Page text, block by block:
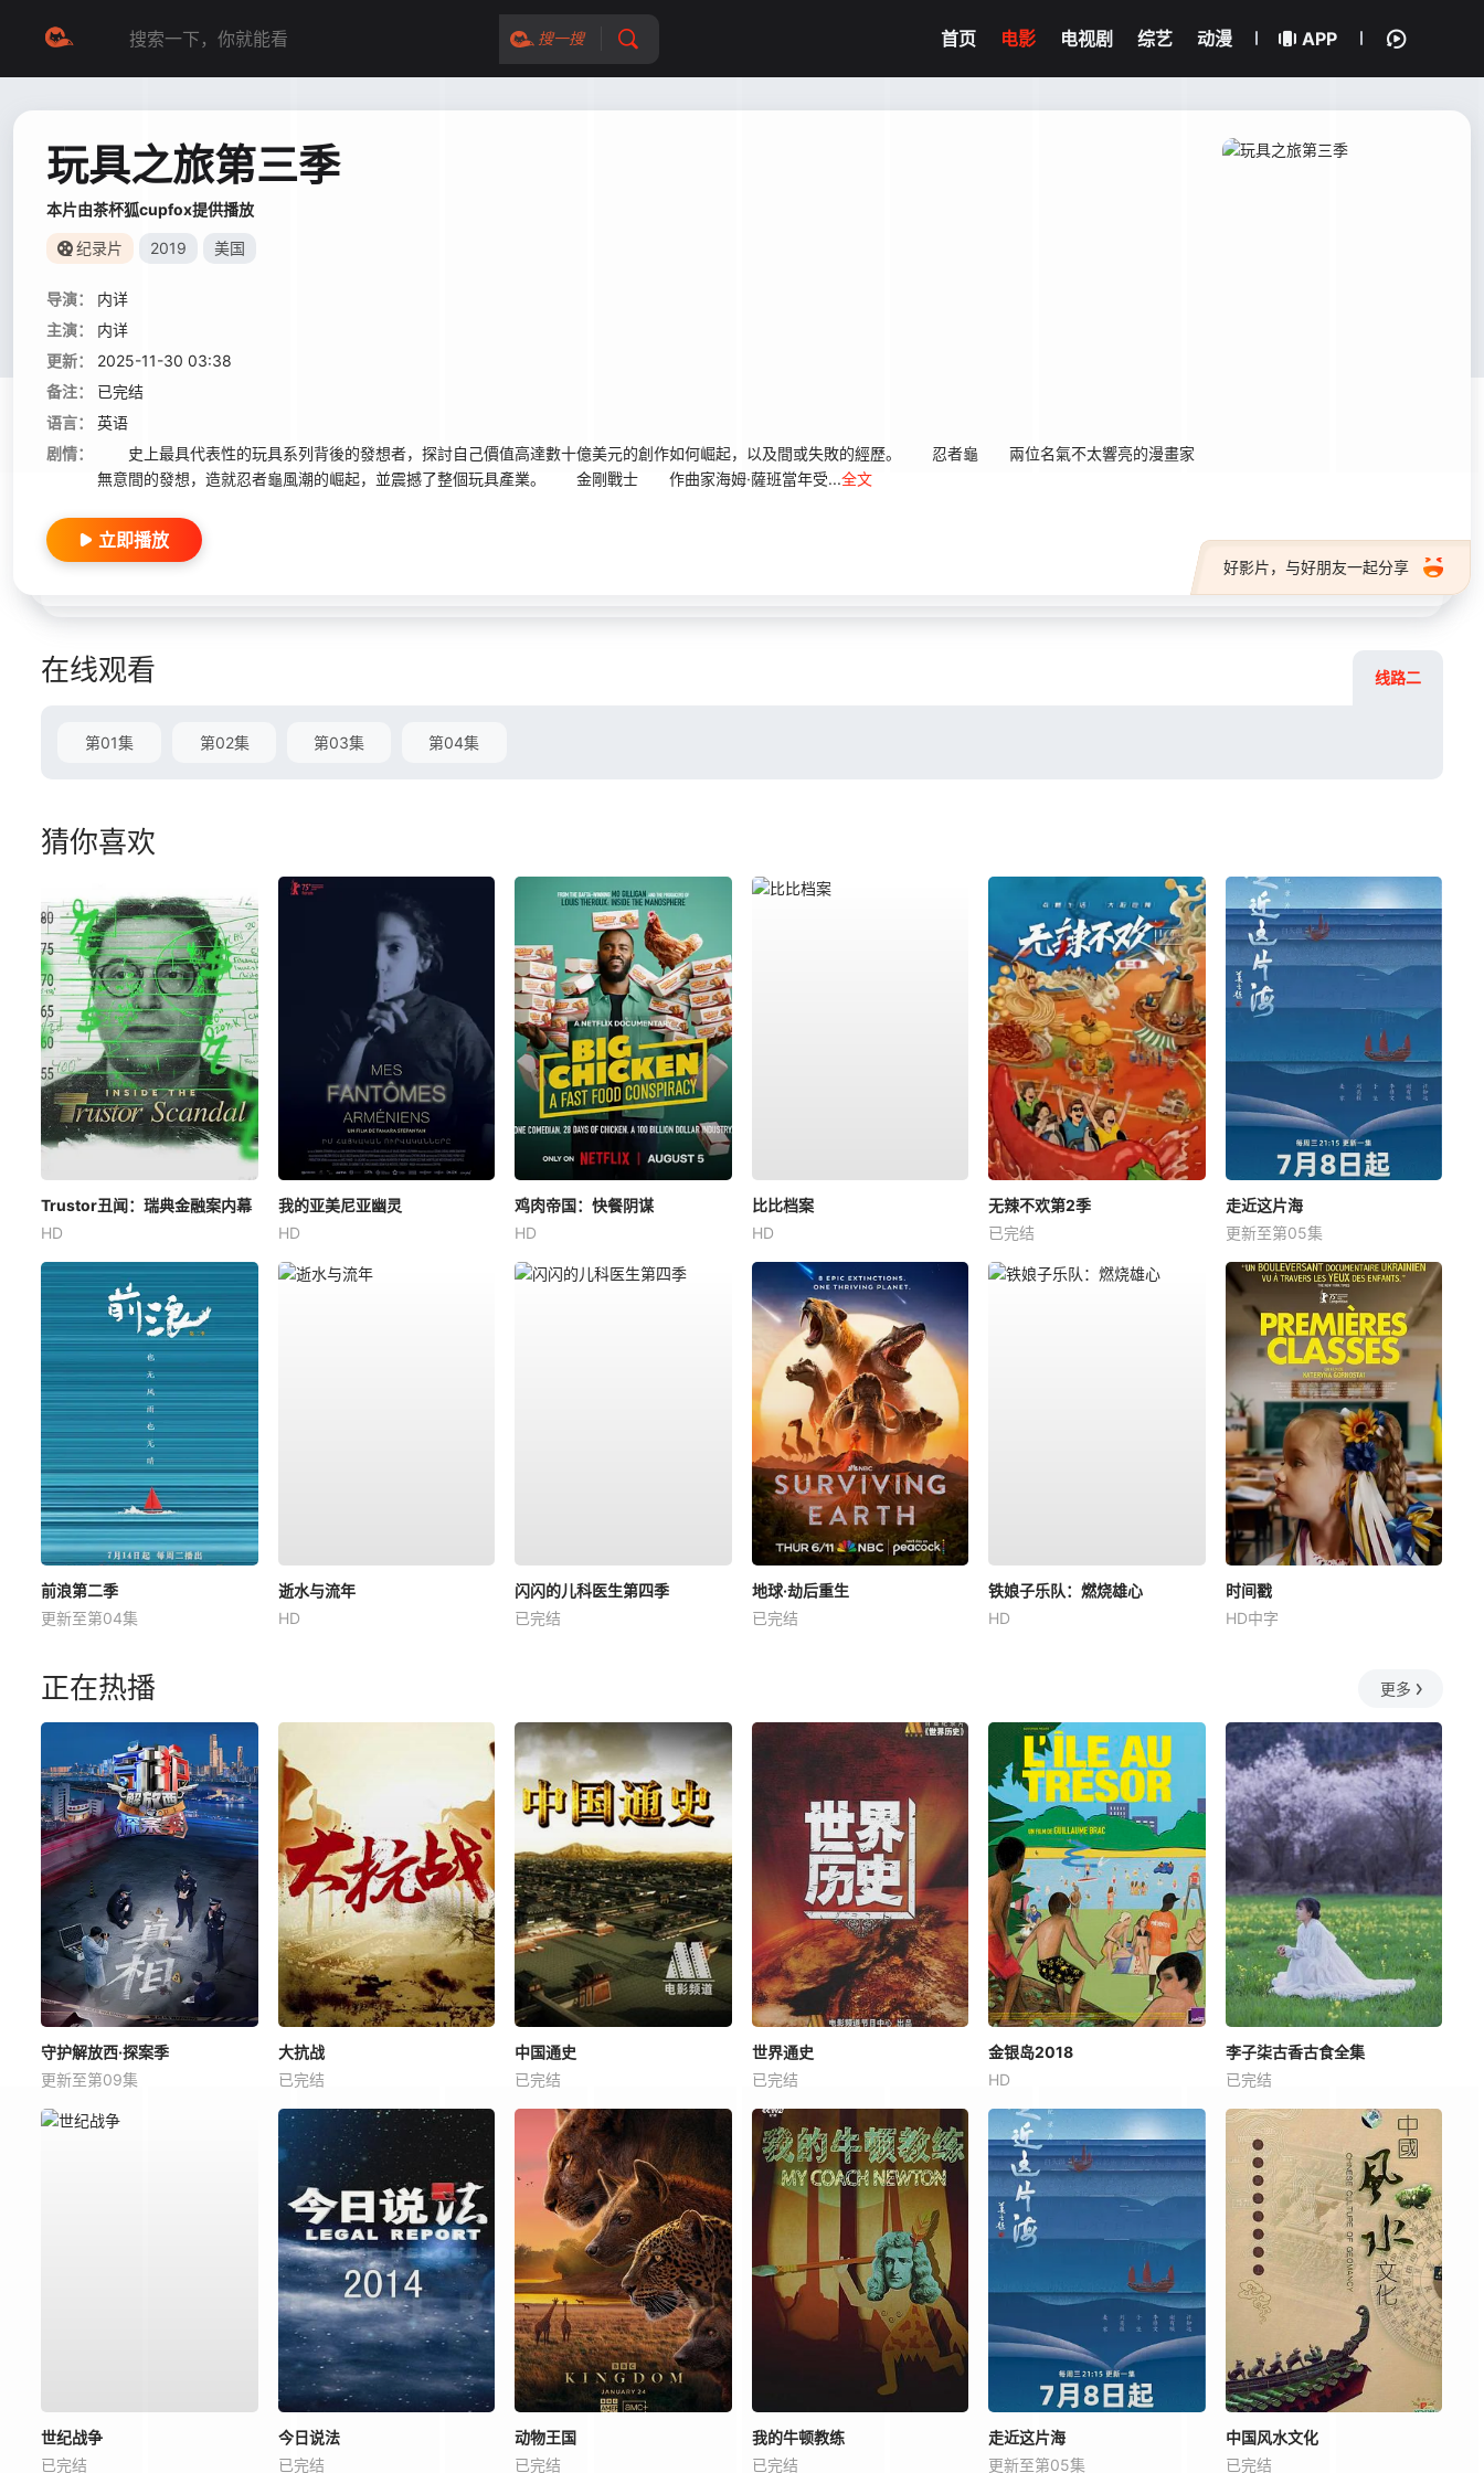
搜一搜 首页 电影 电视剧 综艺 动漫 APP
玩具之旅第三季
本片由茶杯狐cupfox提供播放
纪录片 2019 美国
导演：
内详
主演：
内详
更新：
2025-11-30 03:38
备注：
已完结
语言：
英语
剧情：
史上最具代表性的玩具系列背後的發想者，探討自己價值高達數十億美元的創作如何崛起，以及間或失敗的經歷。 忍者龜 兩位名氣不太響亮的漫畫家
無意間的發想，造就忍者龜風潮的崛起，並震撼了整個玩具產業。 金剛戰士 作曲家海姆·薩班當年受...全文
好影片，与好朋友一起分享
立即播放
在线观看 线路二
第01集 第02集 第03集 第04集
猜你喜欢
Trustor丑闻：瑞典金融案内幕
HD
我的亚美尼亚幽灵
HD
鸡肉帝国：快餐阴谋
HD
比比档案
HD
无辣不欢第2季
已完结
走近这片海
更新至第05集
前浪第二季
更新至第04集
逝水与流年
HD
闪闪的儿科医生第四季
已完结
地球·劫后重生
已完结
铁娘子乐队：燃烧雄心
HD
时间戳
HD中字
正在热播 更多
守护解放西·探案季
更新至第09集
大抗战
已完结
中国通史
已完结
世界通史
已完结
金银岛2018
HD
李子柒古香古食全集
已完结
世纪战争
已完结
今日说法
已完结
动物王国
已完结
我的牛顿教练
已完结
走近这片海
更新至第05集
中国风水文化
已完结